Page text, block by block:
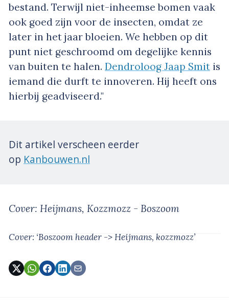
bestand. Terwijl niet-inheemse bomen vaak
ook goed zijn voor de insecten, omdat ze
later in het jaar bloeien. We hebben op dit
punt niet geschroomd om degelijke kennis
van buiten te halen. Dendroloog Jaap Smit is
iemand die durft te innoveren. Hij heeft ons
hierbij geadviseerd."
Dit artikel verscheen eerder
op Kanbouwen.nl
Cover: Heijmans, Kozzmozz - Boszoom
Cover: ‘Boszoom header -> Heijmans, kozzmozz’